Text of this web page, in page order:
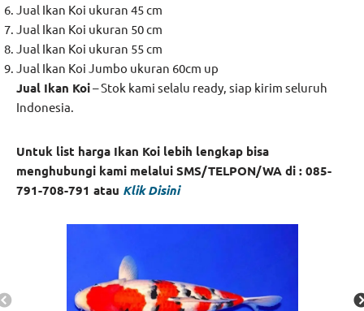
Jual Ikan Koi ukuran 45 cm
Jual Ikan Koi ukuran 50 cm
Jual Ikan Koi ukuran 55 cm
Jual Ikan Koi Jumbo ukuran 60cm up
Jual Ikan Koi– Stok kami selalu ready, siap kirim seluruh
Indonesia.
Untuk list harga Ikan Koi lebih lengkap bisa
menghubungi kami melalui SMS/TELPON/WA di : 085-
791-708-791 atau Klik Disini